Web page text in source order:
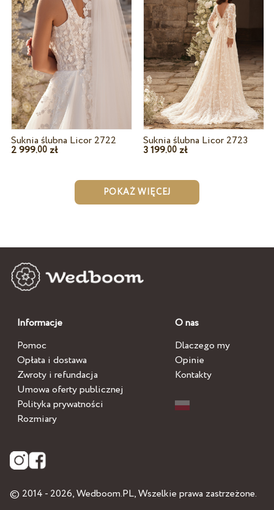
Suknia ślubna Licor 2722
2 999.00zł
Suknia ślubna Licor 2723
3 199.00 zł
POKAŻ WIĘCEJ
Informacje
Pomoc
Opłata i dostawa
Zwroty i refundacja
Umowa oferty publicznej
Polityka prywatności
Rozmiary
O nas
Dlaczego my
Opinie
Kontakty
© 2014 - 2026,Wedboom.PL, Wszelkie prawa zastrzeżone.